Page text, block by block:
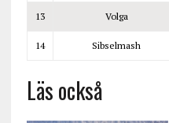
13 Volga
14 Sibselmash
Läs också